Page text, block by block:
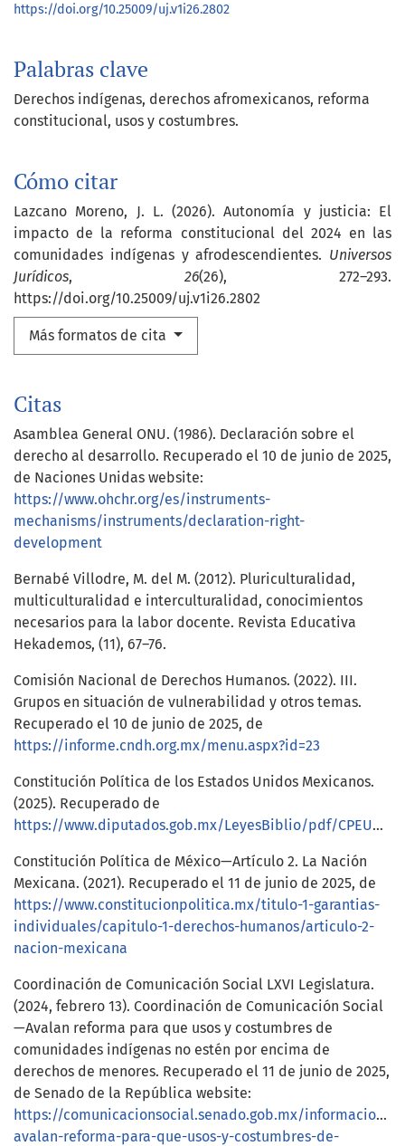
Palabras clave
Derechos indígenas, derechos afromexicanos, reforma
constitucional, usos y costumbres.
Cómo citar
Lazcano Moreno, J. L. (2026). Autonomía y justicia: El
impacto de la reforma constitucional del 2024 en las
comunidades indígenas y afrodescendientes. Universos
Jurídicos, 26(26), 272–293.
https://doi.org/10.25009/uj.v1i26.2802
Más formatos de cita
https://doi.org/10.25009/uj.v1i26.2802
Citas
Asamblea General ONU. (1986). Declaración sobre el
derecho al desarrollo. Recuperado el 10 de junio de 2025,
de Naciones Unidas website:
https://www.ohchr.org/es/instruments-
mechanisms/instruments/declaration-right-
development
Bernabé Villodre, M. del M. (2012). Pluriculturalidad,
multiculturalidad e interculturalidad, conocimientos
necesarios para la labor docente. Revista Educativa
Hekademos, (11), 67–76.
Comisión Nacional de Derechos Humanos. (2022). III.
Grupos en situación de vulnerabilidad y otros temas.
Recuperado el 10 de junio de 2025, de
https://informe.cndh.org.mx/menu.aspx?id=23
Constitución Política de los Estados Unidos Mexicanos.
(2025). Recuperado de
https://www.diputados.gob.mx/LeyesBiblio/pdf/CPEUM.pdf
Constitución Política de México—Artículo 2. La Nación
Mexicana. (2021). Recuperado el 11 de junio de 2025, de
https://www.constitucionpolitica.mx/titulo-1-garantias-
individuales/capitulo-1-derechos-humanos/articulo-2-
nacion-mexicana
Coordinación de Comunicación Social LXVI Legislatura.
(2024, febrero 13). Coordinación de Comunicación Social
—Avalan reforma para que usos y costumbres de
comunidades indígenas no estén por encima de
derechos de menores. Recuperado el 11 de junio de 2025,
de Senado de la República website:
https://comunicacionsocial.senado.gob.mx/informacion/
avalan-reforma-para-que-usos-y-costumbres-de-